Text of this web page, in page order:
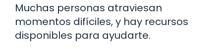
Muchas personas atraviesan
momentos difíciles, y hay recursos
disponibles para ayudarte.